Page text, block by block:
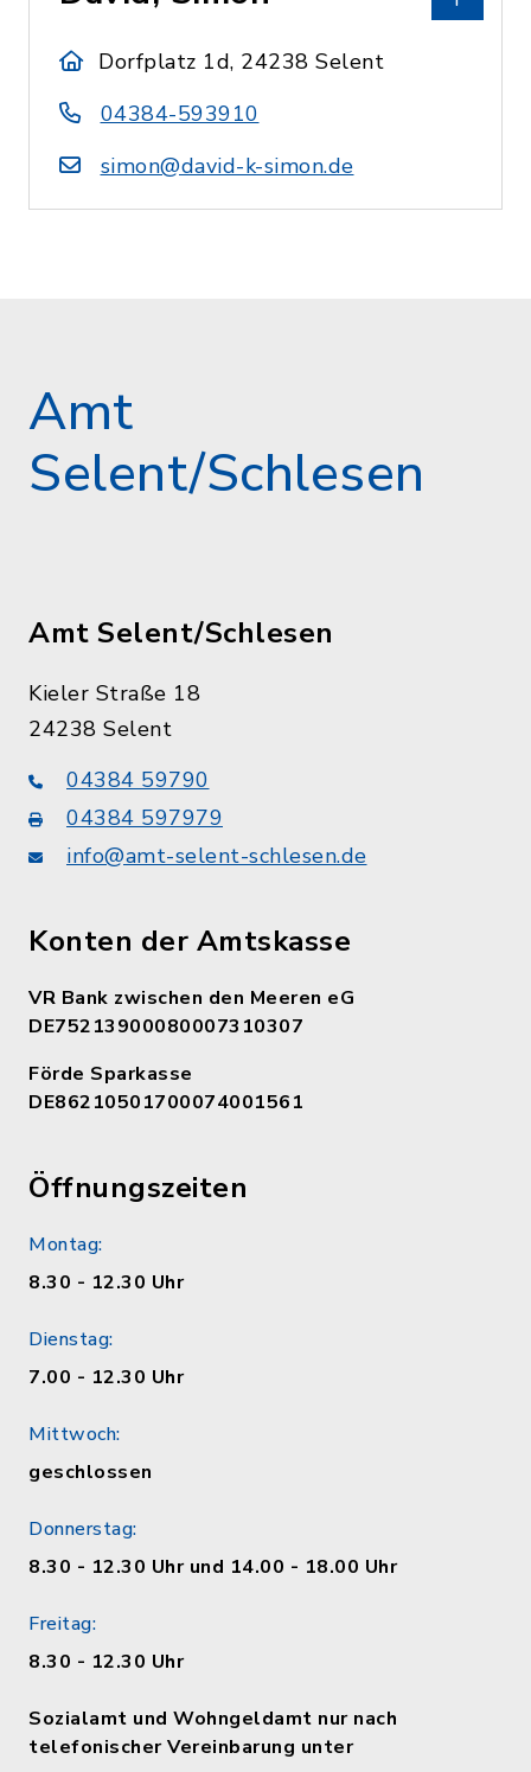
Dorfplatz 1d, 24238 Selent
04384-593910
simon@david-k-simon.de
Amt
Selent/Schlesen
Amt Selent/Schlesen
Kieler Straße 18
24238 Selent
04384 59790
04384 597979
info@amt-selent-schlesen.de
Konten der Amtskasse
VR Bank zwischen den Meeren eG
DE75213900080007310307
Förde Sparkasse
DE86210501700074001561
Öffnungszeiten
Montag:
8.30 - 12.30 Uhr
Dienstag:
7.00 - 12.30 Uhr
Mittwoch:
geschlossen
Donnerstag:
8.30 - 12.30 Uhr und 14.00 - 18.00 Uhr
Freitag:
8.30 - 12.30 Uhr
Sozialamt und Wohngeldamt nur nach
telefonischer Vereinbarung unter